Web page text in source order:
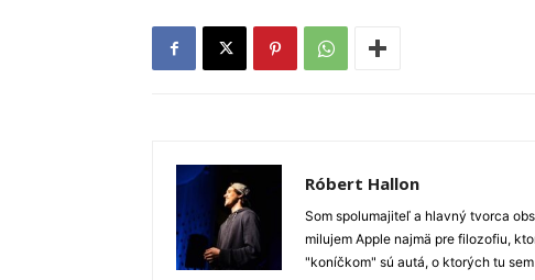
Róbert Hallon
Som spolumajiteľ a hlavný tvorca
milujem Apple najmä pre filozofiu,
"koníčkom" sú autá, o ktorých tu